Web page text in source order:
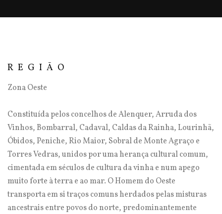
REGIÃO
Zona Oeste
Constituída pelos concelhos de Alenquer, Arruda dos
Vinhos, Bombarral, Cadaval, Caldas da Rainha, Lourinhã,
Óbidos, Peniche, Rio Maior, Sobral de Monte Agraço e
Torres Vedras, unidos por uma herança cultural comum,
cimentada em séculos de cultura da vinha e num apego
muito forte à terra e ao mar. O Homem do Oeste
transporta em si traços comuns herdados pelas misturas
ancestrais entre povos do norte, predominantemente